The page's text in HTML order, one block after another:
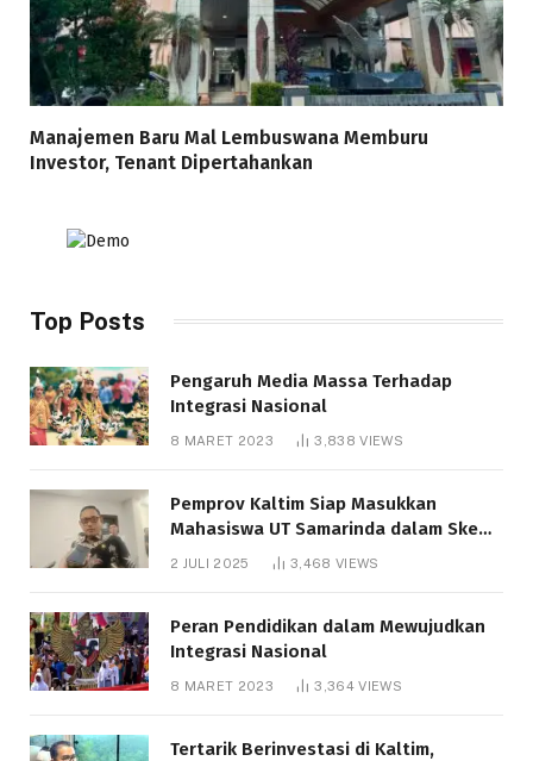
Manajemen Baru Mal Lembuswana Memburu
Investor, Tenant Dipertahankan
Top Posts
Pengaruh Media Massa Terhadap
Integrasi Nasional
8 MARET 2023 3,838VIEWS
Pemprov Kaltim Siap Masukkan
Mahasiswa UT Samarinda dalam Skema
Bantuan Pendidikan Gratispol
2 JULI 2025 3,468 VIEWS
Peran Pendidikan dalam Mewujudkan
Integrasi Nasional
8 MARET 2023 3,364VIEWS
Tertarik Berinvestasi di Kaltim,